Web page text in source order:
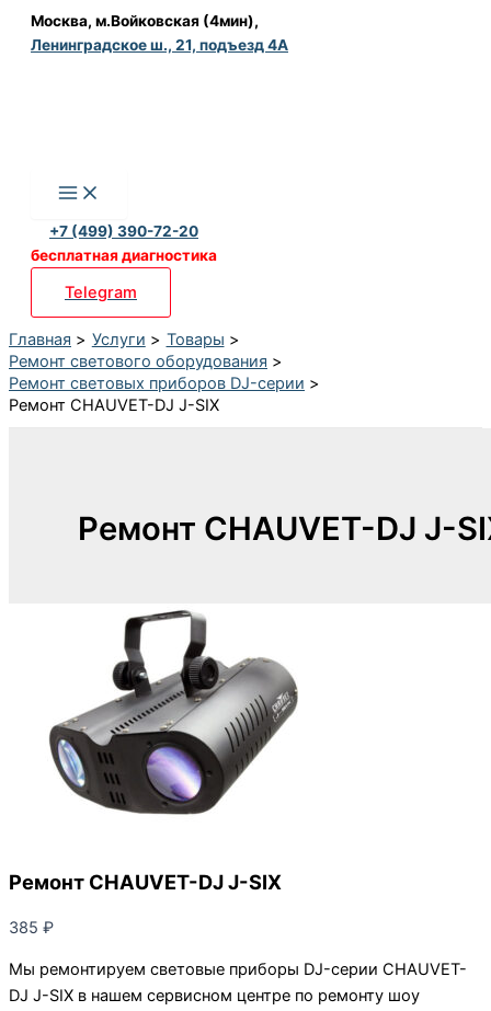
Перейти
Москва, м.Войковская (4мин),
Ленинградское ш., 21, подъезд 4А
+7 (499) 390-72-20
бесплатная диагностика
Telegram
Главная Услуги
Товары
Ремонт светового оборудования
Ремонт световых приборов DJ-серии
Ремонт CHAUVET-DJ J-SIX
Ремонт CHAUVET-DJ J-
Ремонт CHAUVET-DJ J-SIX
385 ₽
Мы ремонтируем световые приборы DJ-серии CHAUVET-
DJ J-SIX в нашем сервисном центре по ремонту шоу